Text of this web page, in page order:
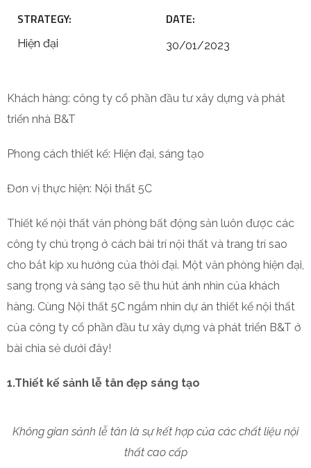
STRATEGY:
Hiện đại
DATE:
30/01/2023
Khách hàng: công ty cổ phần đầu tư xây dựng và phát
triển nhà B&T
Phong cách thiết kế: Hiện đại, sáng tạo
Đơn vị thực hiện: Nội thất 5C
Thiết kế nội thất văn phòng bất động sản luôn được các
công ty chú trọng ở cách bài trí nội thất và trang trí sao
cho bắt kịp xu hướng của thời đại. Một văn phòng hiện đại,
sang trọng và sáng tạo sẽ thu hút ánh nhìn của khách
hàng. Cùng Nội thất 5C ngắm nhìn dự án thiết kế nội thất
của công ty cổ phần đầu tư xây dựng và phát triển B&T ở
bài chia sẻ dưới đây!
1.Thiết kế sảnh lễ tân đẹp sáng tạo
Không gian sảnh lễ tân là sự kết hợp của các chất liệu nội
thất cao cấp